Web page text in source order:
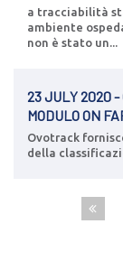
a tracciabilità
ambiente
non è stato un...
23 JULY 2020 -
MODULO ON
Ovotrack
della